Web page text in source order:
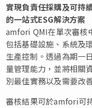
實現負責任採購及可持
的一站式ESG解決方案
amfori QMI在單次審核
包括基礎設施、系統及
生產控制。透過為期一
量管理能力，並將相關
別最佳實務以及需要改
審核結果可於amfori可